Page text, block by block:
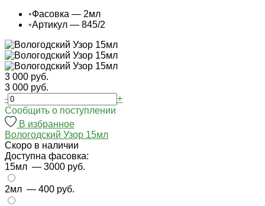
•Фасовка — 2мл
•Артикул — 845/2
3 000 руб.
3 000 руб.
-
+
Cообщить о поступлении
В избранное
Вологодский Узор 15мл
Cкоро в наличии
Доступна фасовка:
15мл — 3000 руб.
2мл — 400 руб.